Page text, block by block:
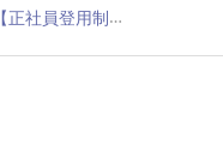
【正社員登用制度有】金属材料の製造/高時給1500円以上でしっかり稼げる！【No.0017】